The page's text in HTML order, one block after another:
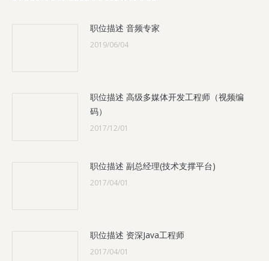
职位描述 音频专家
2019/06/04
职位描述 高级多媒体开发工程师（视频编
码）
2017/12/01
职位描述 副总经理(技术支撑平台)
2017/04/01
职位描述 资深Java工程师
2017/04/01